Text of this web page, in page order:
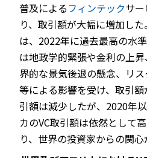
普及によるフィンテックサ
り、取引額が大幅に増加し
は、2022年に過去最高の水
は地政学的緊張や金利の上
界的な景気後退の懸念、リ
等による影響を受け、取引
引額は減少したが、2020年
カのVC取引額は依然として
り、世界の投資家からの関心